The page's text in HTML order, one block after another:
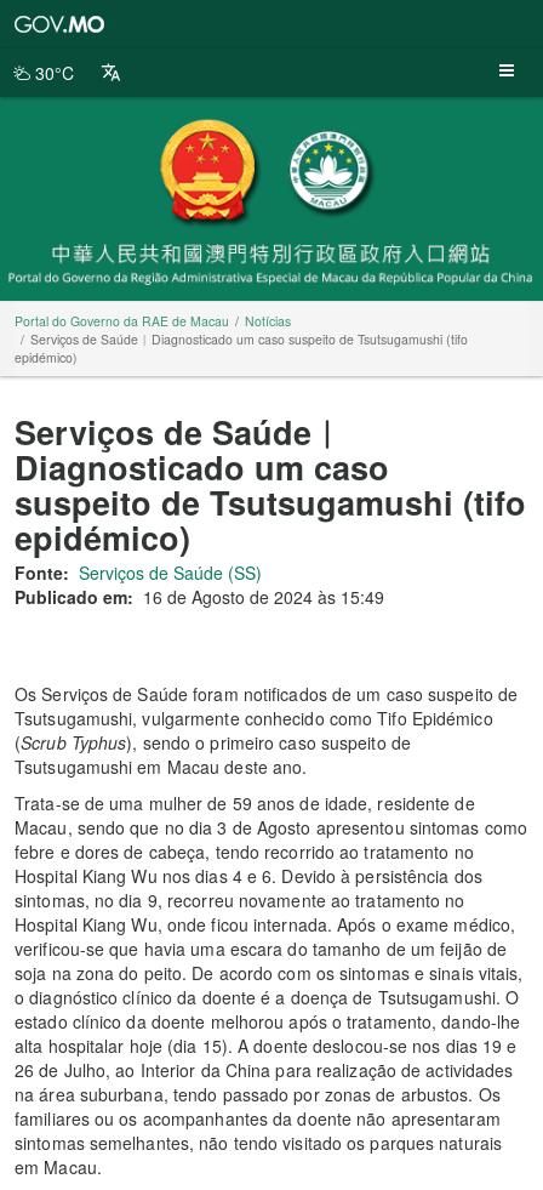
da
30°C
Portal do Governo da RAE de Macau
Notícias
Serviços de Saúde︳Diagnosticado um caso suspeito de Tsutsugamushi (tifo
epidémico)
Serviços de Saúde︳
Diagnosticado um caso
suspeito de Tsutsugamushi (tifo
epidémico)
Fonte: Serviços de Saúde (SS)
Publicado em: 16 de Agosto de 2024 às 15:49
Os Serviços de Saúde foram notificados de um caso suspeito de
Tsutsugamushi, vulgarmente conhecido como Tifo Epidémico
(Scrub Typhus), sendo o primeiro caso suspeito de
Tsutsugamushi em Macau deste ano.
Trata-se de uma mulher de 59 anos de idade, residente de
Macau, sendo que no dia 3 de Agosto apresentou sintomas como
febre e dores de cabeça, tendo recorrido ao tratamento no
Hospital Kiang Wu nos dias 4 e 6. Devido à persistência dos
sintomas, no dia 9, recorreu novamente ao tratamento no
Hospital Kiang Wu, onde ficou internada. Após o exame médico,
verificou-se que havia uma escara do tamanho de um feijão de
soja na zona do peito. De acordo com os sintomas e sinais vitais,
o diagnóstico clínico da doente é a doença de Tsutsugamushi. O
estado clínico da doente melhorou após o tratamento, dando-lhe
alta hospitalar hoje (dia 15). A doente deslocou-se nos dias 19 e
26 de Julho, ao Interior da China para realização de actividades
na área suburbana, tendo passado por zonas de arbustos. Os
familiares ou os acompanhantes da doente não apresentaram
sintomas semelhantes, não tendo visitado os parques naturais
em Macau.